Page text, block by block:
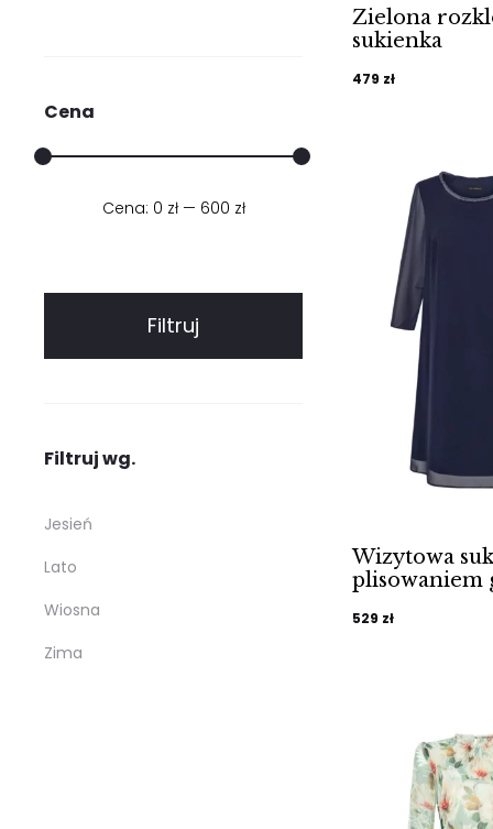
Zielona
sukienka
479 zł
Wizytowa
plisowaniem
529 zł
Cena
Cena
Cena
Filtruj
Cena: 0 zł— 600 zł
Filtruj wg.
Jesień
Lato
Wiosna
Zima